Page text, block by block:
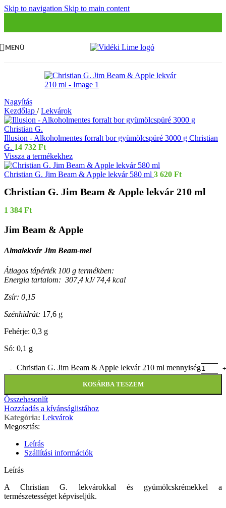
Skip to navigation Skip to main content
MENÜ
Nagyítás
Kezdőlap / Lekvárok
Illusion - Alkoholmentes forralt bor gyümölcspüré 3000 g Christian
G. 14 732 Ft
Vissza a termékekhez
Christian G. Jim Beam & Apple lekvár 580 ml 3 620 Ft
Christian G. Jim Beam & Apple lekvár 210 ml
1 384 Ft
Jim Beam & Apple
Almalekvár Jim Beam-mel
Átlagos tápérték 100 g termékben:
Energia tartalom: 307,4 kJ/ 74,4 kcal
Zsír: 0,15
Szénhidrát: 17,6 g
Fehérje: 0,3 g
Só: 0,1 g
Christian G. Jim Beam & Apple lekvár 210 ml mennyiség
KOSÁRBA TESZEM
Összehasonlít
Hozzáadás a kívánságlistához
Kategória: Lekvárok
Megosztás:
Leírás
Szállítási információk
Leírás
A Christian G. lekvárokkal és gyümölcskrémekkel a
természetességet képviseljük.